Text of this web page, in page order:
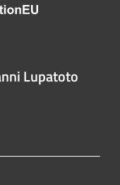
Lupatoto